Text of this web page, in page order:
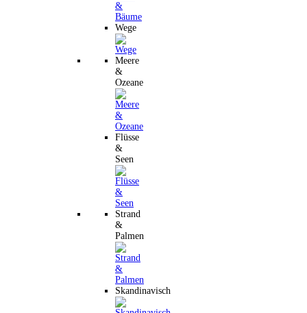
Wege
Meere
&
Ozeane
Flüsse
&
Seen
Strand
&
Palmen
Skandinavisch